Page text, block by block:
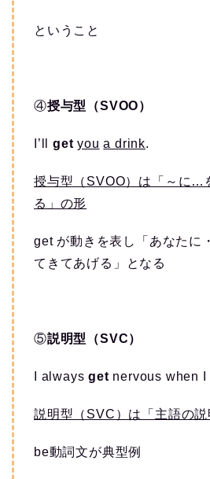
ということ
④授与型（SVOO）
I’ll get you a drink.
授与型（SVOO）は「～に…
る」の形
get が動きを表し「あなたに
てきてあげる」となる
⑤説明型（SVC）
I alwaysget nervous when
説明型（SVC）は「主語の
be動詞文が典型例